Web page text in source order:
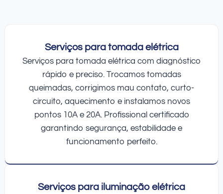
Serviços para tomada elétrica
Serviços para tomada elétrica com diagnóstico
rápido e preciso. Trocamos tomadas
queimadas, corrigimos mau contato, curto-
circuito, aquecimento e instalamos novos
pontos 10A e 20A. Profissional certificado
garantindo segurança, estabilidade e
funcionamento perfeito.
Serviços para iluminação elétrica